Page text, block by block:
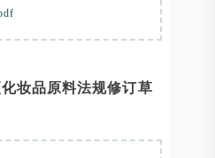
妆品原料法规修订草